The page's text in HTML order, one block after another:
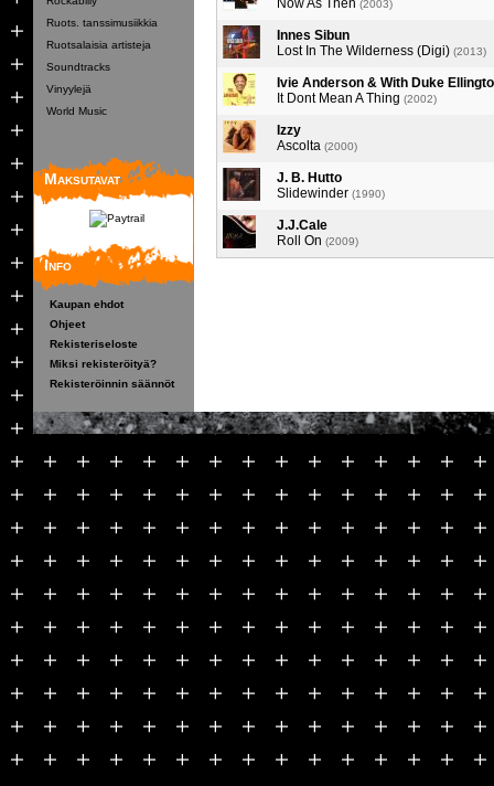
Ruots. tanssimusiikkia
Ruotsalaisia artisteja
Soundtracks
Vinyylejä
World Music
Maksutavat
Info
Kaupan ehdot
Ohjeet
Rekisteriseloste
Miksi rekisteröityä?
Rekisteröinnin säännöt
Now As Then (2003)
Innes Sibun
Lost In The Wilderness (Digi) (2013)
Ivie Anderson & With Duke
It Dont Mean A Thing (2002)
Izzy
Ascolta (2000)
J. B. Hutto
Slidewinder (1990)
J.J.Cale
Roll On (2009)